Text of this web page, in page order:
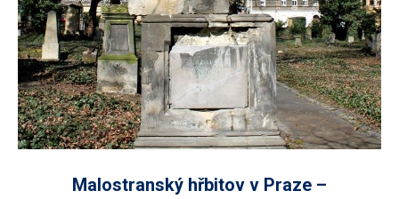
Malostranský hřbitov v Praze –